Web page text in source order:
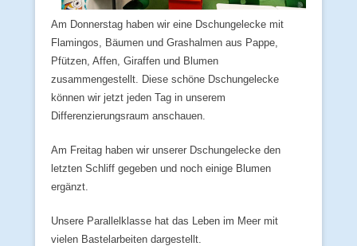
Am Donnerstag haben wir eine Dschungelecke mit
Flamingos, Bäumen und Grashalmen aus Pappe,
Pfützen, Affen, Giraffen und Blumen
zusammengestellt. Diese schöne Dschungelecke
können wir jetzt jeden Tag in unserem
Differenzierungsraum anschauen.
Am Freitag haben wir unserer Dschungelecke den
letzten Schliff gegeben und noch einige Blumen
ergänzt.
Unsere Parallelklasse hat das Leben im Meer mit
vielen Bastelarbeiten dargestellt.